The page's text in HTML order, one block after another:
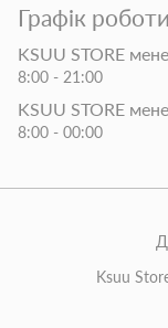
Графік роботи
KSUU STORE
8:00 - 21:00
KSUU STORE
8:00 - 00:00
Ksuu